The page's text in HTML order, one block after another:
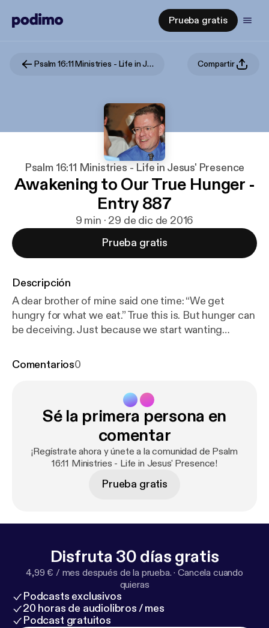
Prueba gratis
Psalm 16:11 Ministries - Life in Jesus' Presence Compartir
Psalm 16:11 Ministries - Life in Jesus' Presence
Awakening to Our True Hunger -
Entry 887
9 min · 29 de dic de 2016
Prueba gratis
Descripción
A dear brother of mine said one time: “We get
hungry for what we eat.” True this is. But hunger can
be deceiving. Just because we start wanting
fill us up. And it is in this quandary, were we find the
https://ps1611.org/2016/12/awaken-to-our-true-hun
ger.html/
Comentarios0
Sé la primera persona en
comentar
¡Regístrate ahora y únete a la comunidad de Psalm
16:11 Ministries - Life in Jesus' Presence!
Prueba gratis
Disfruta 30 días gratis
4,99 € / mes después de la prueba. ·Cancela cuando
quieras
Podcasts exclusivos
20 horas de audiolibros / mes
Podcast gratuitos